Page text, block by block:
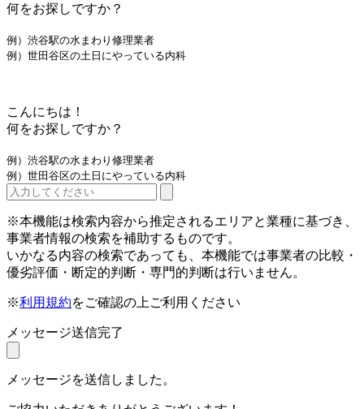
何をお探しですか？
例）渋谷駅の水まわり修理業者
例）世田谷区の土日にやっている内科
こんにちは！
何をお探しですか？
例）渋谷駅の水まわり修理業者
例）世田谷区の土日にやっている内科
※本機能は検索内容から推定されるエリアと業種に基づき、
事業者情報の検索を補助するものです。
いかなる内容の検索であっても、本機能では事業者の比較・
優劣評価・断定的判断・専門的判断は行いません。
※利用規約をご確認の上ご利用ください
メッセージ送信完了
メッセージを送信しました。